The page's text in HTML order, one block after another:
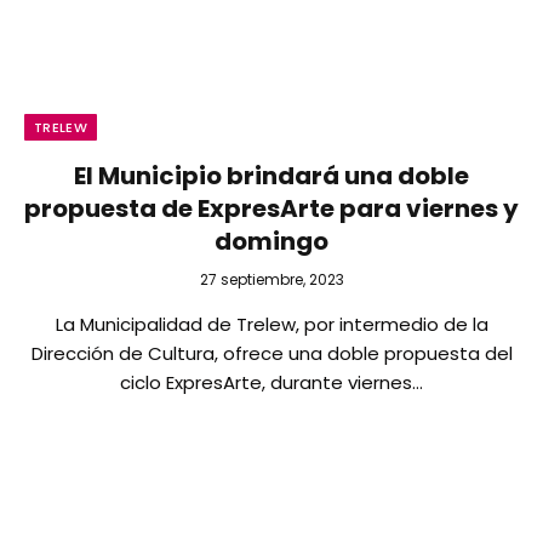
TRELEW
El Municipio brindará una doble
propuesta de ExpresArte para viernes y
domingo
27 septiembre, 2023
La Municipalidad de Trelew, por intermedio de la
Dirección de Cultura, ofrece una doble propuesta del
ciclo ExpresArte, durante viernes…